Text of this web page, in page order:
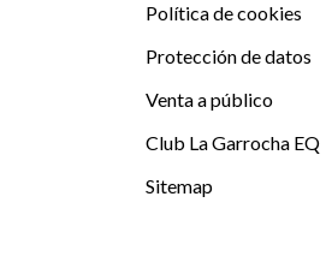
Política de cookies
Protección de datos
Venta a público
Club La Garrocha EQ
Sitemap